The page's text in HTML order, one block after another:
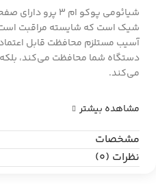
شیائومی پوکو ام
شیک است که شایسته مراقبت است.
آسیب مستلزم محافظت قابل
دستگاه شما محافظت می‌کند،
می‌کند.
مشاهده بیشتر
مشخصات
نظرات (0)